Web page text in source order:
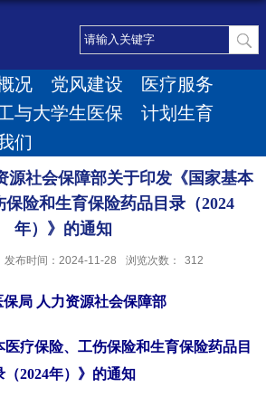
况 党风建设
医疗服务
与大学生医保
计划生育
们
源社会保障部关于印发《国家基本
保险和生育保险药品目录（2024
年）》的通知
发布时间：2024-11-28 浏览次数： 312
保局 人力资源社会保障部
疗保险、工伤保险和生育保险药品目
（2024年）》的通知